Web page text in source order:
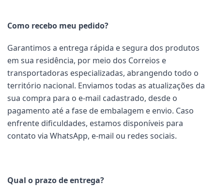
Como recebo meu pedido?
Garantimos a entrega rápida e segura dos produtos
em sua residência, por meio dos Correios e
transportadoras especializadas, abrangendo todo o
território nacional. Enviamos todas as atualizações da
sua compra para o e-mail cadastrado, desde o
pagamento até a fase de embalagem e envio. Caso
enfrente dificuldades, estamos disponíveis para
contato via WhatsApp, e-mail ou redes sociais.
Qual o prazo de entrega?